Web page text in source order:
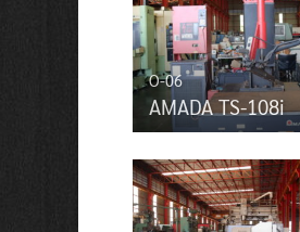
O-06
AMADA TS-108i